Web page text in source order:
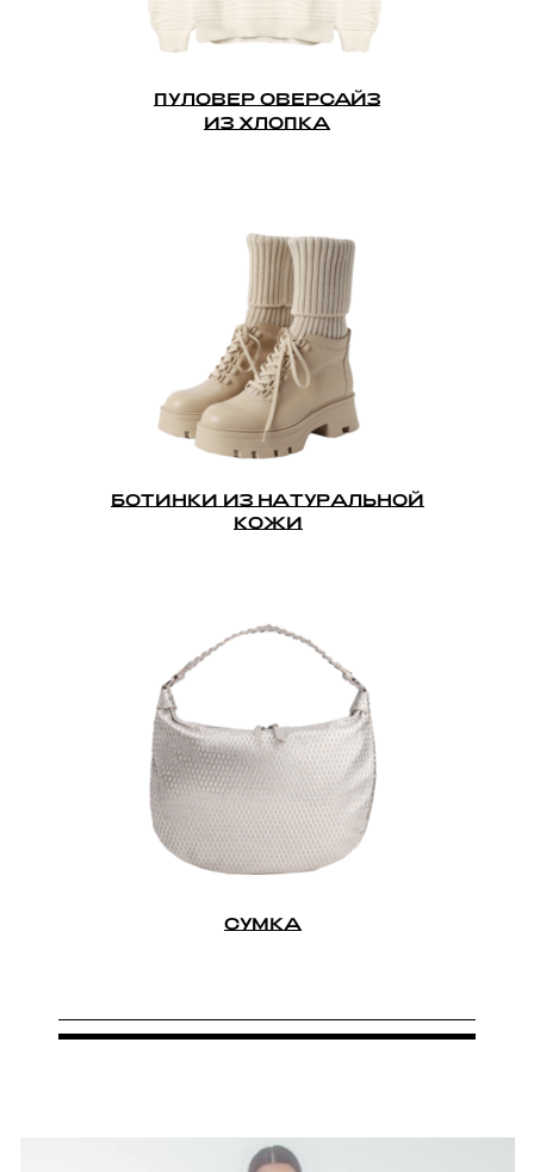
ПУЛОВЕР ОВЕРСАЙЗ
ИЗ ХЛОПКА
БОТИНКИ ИЗ НАТУРАЛЬНОЙ
КОЖИ
СУМКА